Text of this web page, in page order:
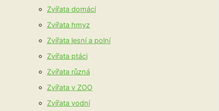
Zvířata domácí
Zvířata hmyz
Zvířata lesní a polní
Zvířata ptáci
Zvířata různá
Zvířata v ZOO
Zvířata vodní